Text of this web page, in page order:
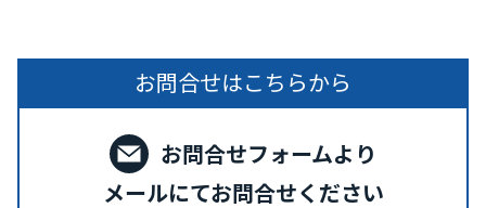
お問合せはこちらから
お問合せフォームより
メールにてお問合せください